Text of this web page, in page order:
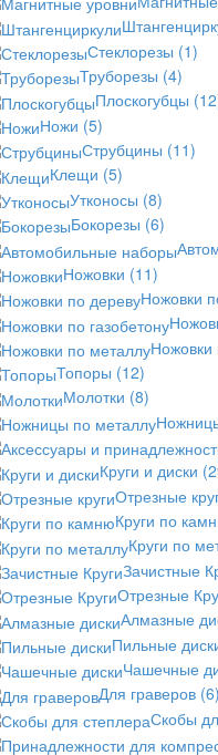
Стеклорезы (1)
Труборезы (4)
Плоскогубцы
Ножи (5)
Струбцины (11)
Клещи (5)
Утконосы (8)
Бокорезы (6)
Ножовки (11)
Ножовки
Ножовки
Топоры (12)
Молотки (8)
Круги и диски
Отрезные
Круги по
Круги по
Зачистные
Отрезные
Алмазные
Пильные
Чашечные
Для граверов (6)
Скобы